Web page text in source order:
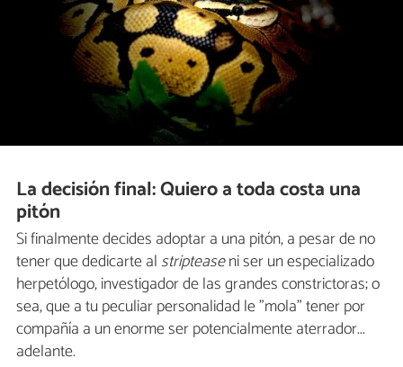
La decisión final: Quiero a toda costa una
pitón
Si finalmente decides adoptar a una pitón, a pesar de no
tener que dedicarte al stripteaseni ser un especializado
herpetólogo, investigador de las grandes constrictoras; o
sea, que a tu peculiar personalidad le "mola" tener por
compañía a un enorme ser potencialmente aterrador...
adelante.